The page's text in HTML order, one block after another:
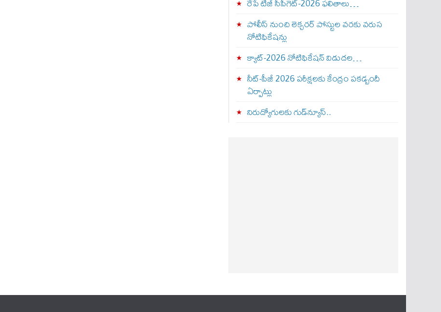
పోలీస్ నుంచి లెక్చరర్ పోస్టుల వరకు వరుస
నోటిఫికేషన్లు
క్యాట్-2026 నోటిఫికేషన్ విడుదల…
నీట్-పీజీ 2026 పరీక్షలకు కేంద్రం పకడ్బందీ
ఏర్పాట్లు
నిరుద్యోగులకు గుడ్‌న్యూస్..